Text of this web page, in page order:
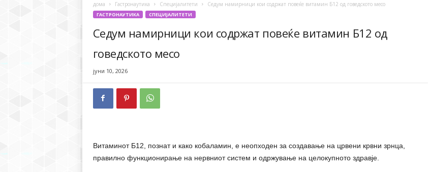
дома Гастронаутика Специјалитети Седум намирници кои содржат повеќе витамин Б12 од говедското месо
ГАСТРОНАУТИКА СПЕЦИЈАЛИТЕТИ
Седум намирници кои содржат повеќе витамин Б12 од
говедското месо
јуни 10, 2026
Витаминот Б12, познат и како кобаламин, е неопходен за создавање на црвени крвни зрнца,
правилно функционирање на нервниот систем и одржување на целокупното здравје.